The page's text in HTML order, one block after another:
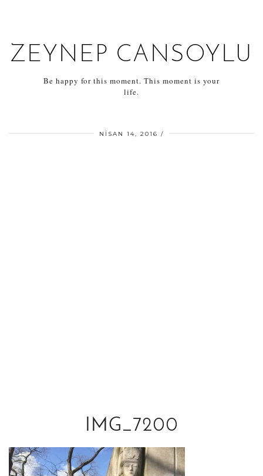
ZEYNEP CANSOYLU
Be happy for this moment. This moment is your
life.
NISAN 14, 2016
IMG_7200